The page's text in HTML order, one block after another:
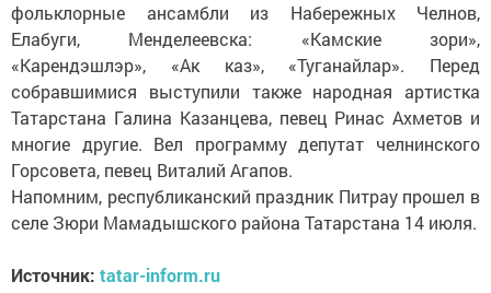
фольклорные ансамбли из Набережных Челнов,
Елабуги, Менделеевска: «Камские зори»,
«Карендэшлэр», «Ак каз», «Туганайлар». Перед
собравшимися выступили также народная артистка
Татарстана Галина Казанцева, певец Ринас Ахметов и
многие другие. Вел программу депутат челнинского
Горсовета, певец Виталий Агапов.
Напомним, республиканский праздник Питрау прошел в
селе Зюри Мамадышского района Татарстана 14 июля.
Источник: tatar-inform.ru